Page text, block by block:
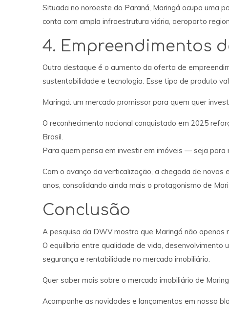
Situada no noroeste do Paraná, Maringá ocupa uma
conta com ampla infraestrutura viária, aeroporto
4. Empreendimentos
Outro destaque é o aumento da oferta de
sustentabilidade e tecnologia. Esse tipo de produto
Maringá: um mercado promissor para quem quer
O reconhecimento nacional conquistado em 2025
Brasil.
Para quem pensa em investir em imóveis — seja
Com o avanço da verticalização, a chegada de novos
anos, consolidando ainda mais o protagonismo de
Conclusão
A pesquisa da DWV mostra que Maringá não apenas
O equilíbrio entre qualidade de vida, desenvolvimento
segurança e rentabilidade no mercado imobiliário.
Quer saber mais sobre o mercado imobiliário de
Acompanhe as novidades e lançamentos em nosso